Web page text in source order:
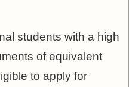
students with a high
of equivalent
to apply for